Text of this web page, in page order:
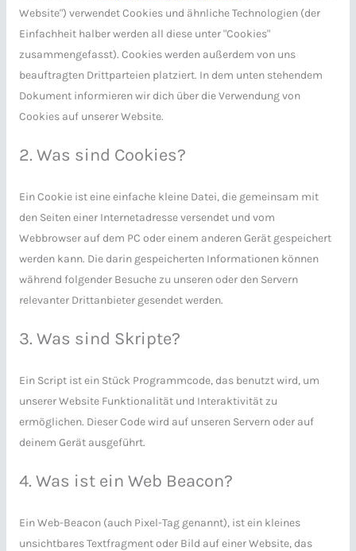
Website") verwendet Cookies und ähnliche Technologien (der
Einfachheit halber werden all diese unter "Cookies"
zusammengefasst). Cookies werden außerdem von uns
beauftragten Drittparteien platziert. In dem unten stehendem
Dokument informieren wir dich über die Verwendung von
Cookies auf unserer Website.
2. Was sind Cookies?
Ein Cookie ist eine einfache kleine Datei, die gemeinsam mit
den Seiten einer Internetadresse versendet und vom
Webbrowser auf dem PC oder einem anderen Gerät gespeichert
werden kann. Die darin gespeicherten Informationen können
während folgender Besuche zu unseren oder den Servern
relevanter Drittanbieter gesendet werden.
3. Was sind Skripte?
Ein Script ist ein Stück Programmcode, das benutzt wird, um
unserer Website Funktionalität und Interaktivität zu
ermöglichen. Dieser Code wird auf unseren Servern oder auf
deinem Gerät ausgeführt.
4. Was ist ein Web Beacon?
Ein Web-Beacon (auch Pixel-Tag genannt), ist ein kleines
unsichtbares Textfragment oder Bild auf einer Website, das